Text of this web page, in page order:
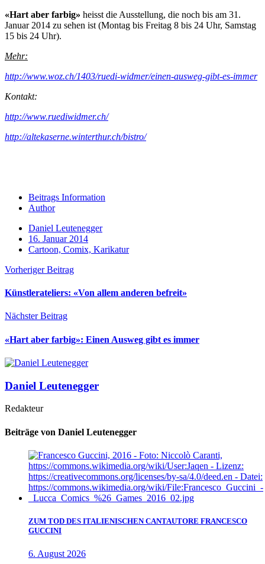
«Hart aber farbig» heisst die Ausstellung, die noch bis am 31.
Januar 2014 zu sehen ist (Montag bis Freitag 8 bis 24 Uhr, Samstag
15 bis 24 Uhr).
Mehr:
http://www.woz.ch/1403/ruedi-widmer/einen-ausweg-gibt-es-immer
Kontakt:
http://www.ruediwidmer.ch/
http://altekaserne.winterthur.ch/bistro/
Beitrags Information
Author
Daniel Leutenegger
16. Januar 2014
Cartoon, Comix, Karikatur
Vorheriger Beitrag
Künstlerateliers: «Von allem anderen befreit»
Nächster Beitrag
«Hart aber farbig»: Einen Ausweg gibt es immer
Daniel Leutenegger
Redakteur
Beiträge von Daniel Leutenegger
ZUM TOD DES ITALIENISCHEN CANTAUTORE FRANCESCO
GUCCINI
6. August 2026